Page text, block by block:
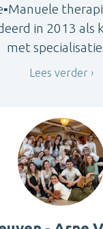
in 2013 als
met
Lees verder